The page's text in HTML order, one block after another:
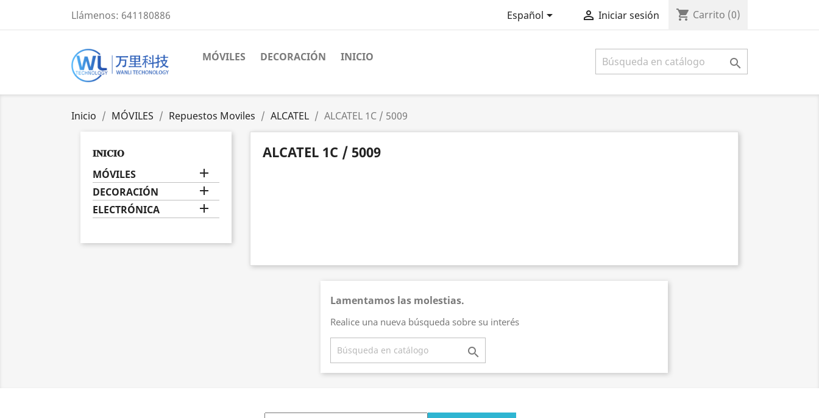
Llámenos: 641180886 Español  Iniciar sesión shopping_cart Carrito (0)
MÓVILES DECORACIÓN INICIO 
Inicio MÓVILES Repuestos Moviles ALCATEL ALCATEL 1C / 5009
𝐈𝐍𝐈𝐂𝐈𝐎
MÓVILES 
DECORACIÓN 
ELECTRÓNICA 
ALCATEL 1C / 5009
Lamentamos las molestias.
Realice una nueva búsqueda sobre su interés
